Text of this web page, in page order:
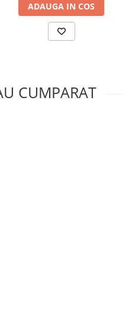
ADAUGA IN COS
CUMPARAT